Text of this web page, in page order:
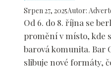
Srpen 27, 2025Autor:
Od 6. do 8. října se
promění v místo, kde
barová komunita. Bar
slibuje nové formáty,